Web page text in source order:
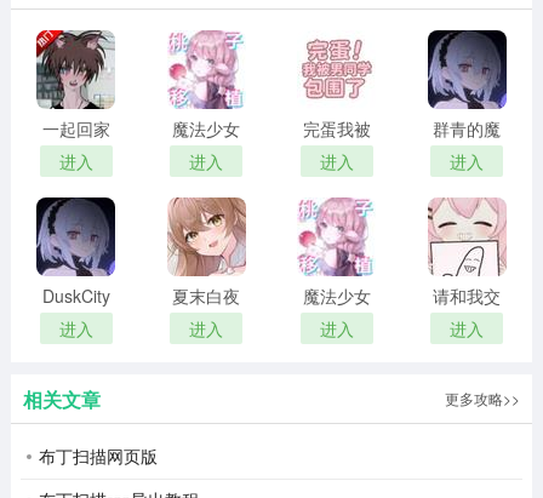
3、点击屏幕左侧“绿色”图标
一起回家
吧 汉化版
进入
魔法少女
露娜的灾
难 官方正
版
进入
完蛋我被
男同学包
围了 完整
版
进入
群青的魔
女 2026最
新版
进入
DuskCity
汉化版
进入
夏末白夜
进入
魔法少女
露娜的灾
难 安卓移
进入
请和我交
往吧孙笑
川前辈
版
进入
相关文章 更多攻略>>
布丁扫描网页版